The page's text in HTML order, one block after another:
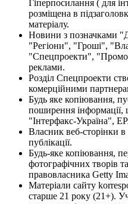
Гіперпосилання ( для
розміщена в
матеріалу.
Новини з позначками
"Регіони", "Гроші",
"Спецпроекти",
реклами.
Розділ Спецпроекти
комерційними
Будь яке копіювання,
поширення інформації,
"Інтерфакс-Україна",
Власник веб-сторінки в
публікації.
Будь-яке копіювання,
фотографічних творів
правовласника Getty
Матеріали сайту
старше 21 року (21+).